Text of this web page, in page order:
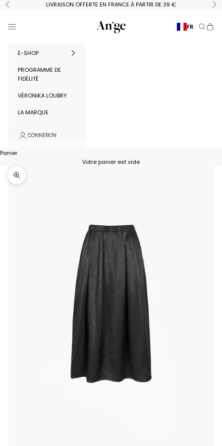
Passer au contenu
Précédent LIVRAISON OFFERTE EN FRANCE À PARTIR DE 39 €
Ange Paris
Menu FR
E-SHOP
PROGRAMME DE
FIDÉLITÉ
VÉRONIKA LOUBRY
LA MARQUE
CONNEXION
Panier
Votre panier est vide
Zoomer sur l'image